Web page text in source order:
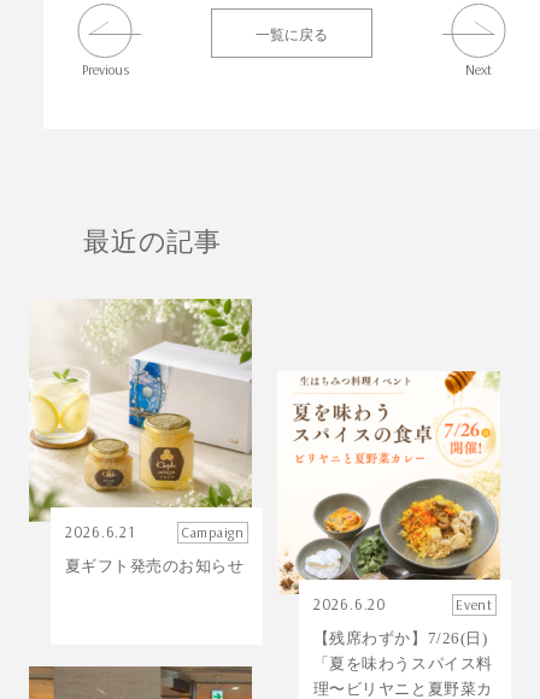
Previous
一覧に戻る
Next
最近の記事
2026.6.21
Campaign
夏ギフト発売のお知らせ
2026.6.20
Event
【残席わずか】7/26(日)
「夏を味わうスパイス料
理〜ビリヤニと夏野菜カ